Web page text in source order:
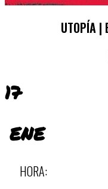
UTOPÍA |
17
ENE
HORA: